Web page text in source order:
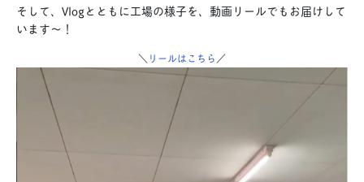
そして、Vlogとともに工場の様子を、動画リールでもお届けして
います〜！
＼ リールはこちら ／